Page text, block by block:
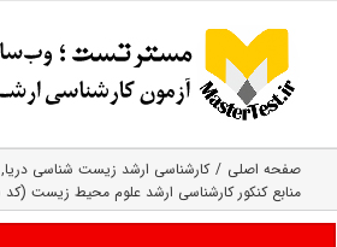
content
صفحه اصلی کارشناسی ارشد زیست‌ شناسی دریا
منابع کنکور کارشناسی ارشد علوم محیط زیست (کد ۱۲۱۵)